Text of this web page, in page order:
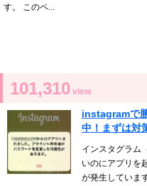
す。 このペ...
101,310 view
instagramで
中！まずは対
インスタグラム
いのにアプリを
が発生していま